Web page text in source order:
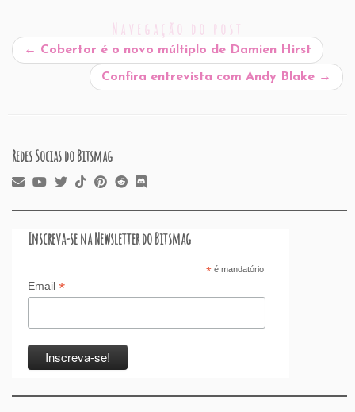
b
o
e
dI
n
A
p
p
P
re
ss
t
d
s
d
o
n
Navegação do post
← Cobertor é o novo múltiplo de Damien Hirst
Confira entrevista com Andy Blake →
Redes Socias do Bitsmag
Inscreva-se na Newsletter do Bitsmag
*é mandatório
Email *